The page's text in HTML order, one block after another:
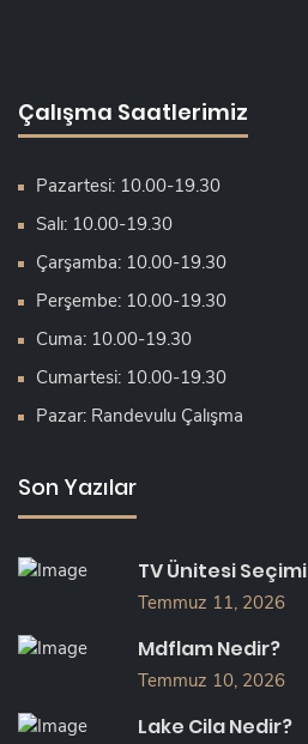
Çalışma Saatlerimiz
Pazartesi: 10.00-19.30
Salı: 10.00-19.30
Çarşamba: 10.00-19.30
Perşembe: 10.00-19.30
Cuma: 10.00-19.30
Cumartesi: 10.00-19.30
Pazar: Randevulu Çalışma
Son Yazılar
TV Ünitesi Seçimi
Temmuz 11, 2026
Mdflam Nedir?
Temmuz 10, 2026
Lake Cila Nedir?